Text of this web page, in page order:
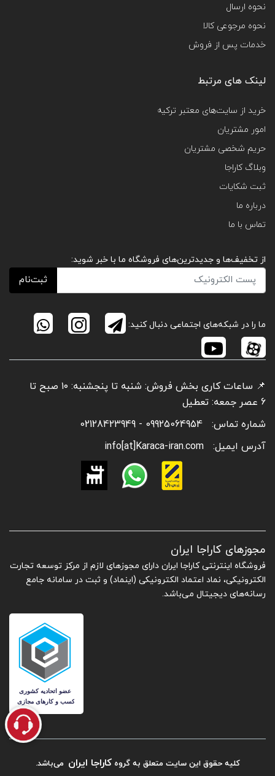
نحوه ارسال
نحوه مرجوعی کالا
خدمات پس از فروش
لینک های مرتبط
خرید از سایت‌های معتبر ترکیه
امور مشتریان
حریم شخصی مشتریان
وبلاگ کاراجا
ثبت شکایات
درباره ما
تماس با ما
از تخفیف‌ها و جدیدترین‌های فروشگاه ما با خبر شوید:
ثبت‌نام
ما را در شبکه‌های اجتماعی دنبال کنید:
📌 ساعات کاری بخش فروش: شنبه تا پنجشنبه: ۱۰ صبح تا
6 عصر جمعه: تعطیل
شماره تماس:
09925064954 - 02128423949
آدرس ایمیل:
info[at]Karaca-iran.com
مجوزهای کاراجا ایران
فروشگاه اینترنتی کاراجا ایران دارای مجوزهای لازم از مرکز توسعه تجارت
الکترونیکی، نماد اعتماد الکترونیکی (اینماد) و ثبت در سامانه جامع
رسانه‌های دیجیتال می‌باشد.
کلیه حقوق این سایت متعلق به گروه کاراجا ایران می‌باشد.